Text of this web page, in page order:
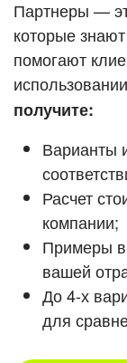
Партнеры —
которые
помогают
получите:
Варианты
Расчет
компании;
Примеры
вашей
До 4-х
для